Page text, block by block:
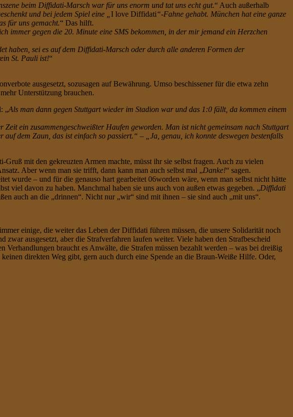
beim Diffidati-Marsch war für uns enorm und tat uns echt gut.“ Auch außerhalb
und bei jedem Spiel eine „ I love Diffidati“-Fahne gehabt. München hat eine ganze
für uns gemacht.“ Das hilft.
immer gegen die 20. Minute eine SMS bekommen, in der mir jemand ein Herzchen
haben, sei es auf dem Diffidati-Marsch oder durch alle anderen Formen der
St. Pauli ist!“
ausgesetzt, sozusagen auf Bewährung. Umso beschissener für die etwa zehn
Unterstützung brauchen.
„Als man dann gegen Stuttgart wieder im Stadion war und das 1:0 fällt, da kommen einem
ein zusammengeschweißter Haufen geworden. Man ist nicht gemeinsam nach Stuttgart
dem Zaun, das ist einfach so passiert.“ – „Ja, genau, ich konnte deswegen bestenfalls
mit den gekreuzten Armen machte, müsst ihr sie selbst fragen. Auch zu vielen
Aber wenn man sie trifft, dann kann man auch selbst mal „Danke!“ sagen.
wurde – und für die genauso hart gearbeitet 06worden wäre, wenn man selbst nicht hätte
viel davon zu haben. Manchmal haben sie uns auch von außen etwas gegeben. „Diffidati
auch an die „drinnen“. Nicht nur „wir“ sind mit ihnen – sie sind auch „mit uns“.
einige, die weiter das Leben der Diffidati führen müssen, die unsere Solidarität noch
ausgesetzt, aber die Strafverfahren laufen weiter. Viele haben den Strafbescheid
braucht es Anwälte, die Strafen müssen bezahlt werden – was bei dreißig
direkten Weg gibt, gern auch durch eine Spende an die Braun-Weiße Hilfe. Oder,